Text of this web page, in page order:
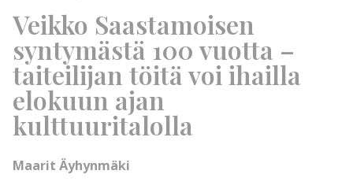
Veikko Saastamoisen
syntymästä 100 vuotta –
taiteilijan töitä voi ihailla
elokuun ajan
kulttuuritalolla
Maarit Äyhynmäki